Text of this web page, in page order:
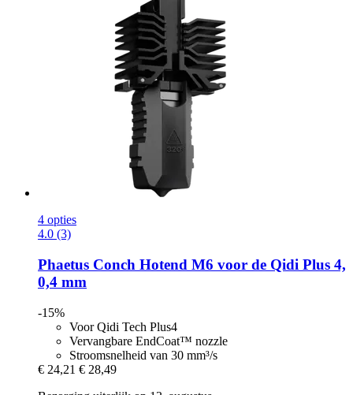
4 opties
4.0 (3)
Phaetus Conch Hotend M6 voor de Qidi Plus 4,
0,4 mm
-15%
Voor Qidi Tech Plus4
Vervangbare EndCoat™ nozzle
Stroomsnelheid van 30 mm³/s
€ 24,21 € 28,49